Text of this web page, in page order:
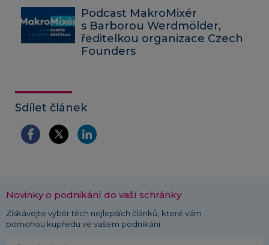
Podcast MakroMixér
s Barborou Werdmölder,
ředitelkou organizace Czech
Founders
Sdílet článek
Novinky o podnikání do vaší schránky
Získávejte výběr těch nejlepších článků, které vám
pomohou kupředu ve vašem podnikání.